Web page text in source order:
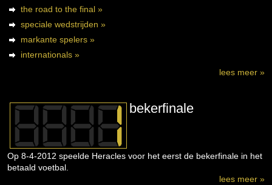
the road to the final »
speciale wedstrijden »
markante spelers »
internationals »
lees meer »
bekerfinale
Op 8-4-2012 speelde Heracles voor het eerst de bekerfinale in het
betaald voetbal.
lees meer »